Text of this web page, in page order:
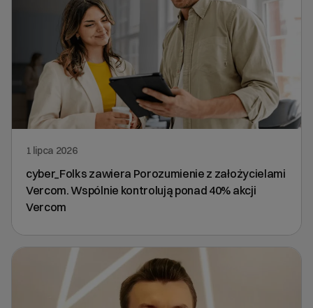
1 lipca 2026
cyber_Folks zawiera Porozumienie z założycielami
Vercom. Wspólnie kontrolują ponad 40% akcji
Vercom